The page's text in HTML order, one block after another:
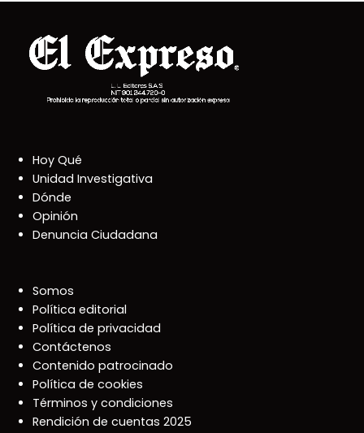
Hoy Qué
Unidad Investigativa
Dónde
Opinión
Denuncia Ciudadana
Somos
Política editorial
Política de privacidad
Contáctenos
Contenido patrocinado
Política de cookies
Términos y condiciones
Rendición de cuentas 2025